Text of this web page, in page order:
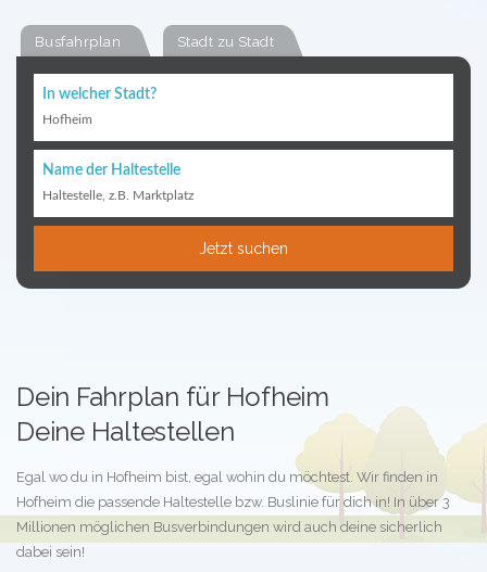
Busfahrplan Stadt zu Stadt
In welcher Stadt?
Hofheim
Name der Haltestelle
Haltestelle, z.B. Marktplatz
Jetzt suchen
Dein Fahrplan für Hofheim
Deine Haltestellen
Egal wo du in Hofheim bist, egal wohin du möchtest. Wir finden in
Hofheim die passende Haltestelle bzw. Buslinie für dich in! In über 3
Millionen möglichen Busverbindungen wird auch deine sicherlich
dabei sein!